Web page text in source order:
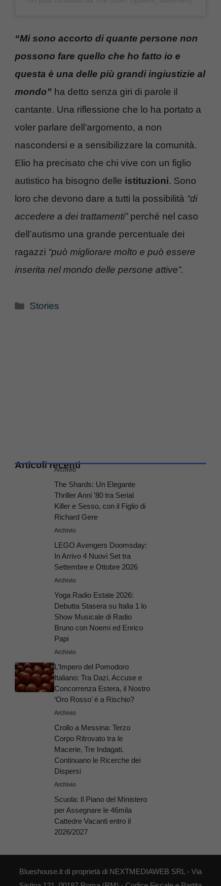
“Mi sono accorto di quante persone non
possono fare quello che ho fatto io e
questa è una delle più grandi ingiustizie al
mondo” ha detto senza giri di parole il
cantante. Una riflessione che lo ha portato a
voler parlare dell’argomento, a non
nascondersi e a sensibilizzare la comunità.
Elio ha precisato che chi vive con un figlio
autistico ha bisogno delle istituzioni. Sono
loro che devono dare a tutti la possibilità “di
accedere a dei trattamenti”perché nel caso
dell’autismo una grande percentuale dei
ragazzi “può migliorare molto e può essere
inserita nel mondo delle persone attive”.
Categorie
Stories
Articoli recenti
Archivio
The Shards: Un Elegante
Thriller Anni ’80 tra Serial
Killer e Sesso, con il Figlio di
Richard Gere
Archivio
LEGO Avengers Doomsday:
In Arrivo 4 Nuovi Set tra
Settembre e Ottobre 2026
Archivio
Yoga Radio Estate 2026:
Debutta Stasera su Italia 1 lo
Show Musicale di Radio
Bruno con Noemi ed Enrico
Papi
Archivio
L’Impero del Pomodoro
Italiano: Tra Dazi, Accuse e
Concorrenza Estera, il Nostro
‘Oro Rosso’ è a Rischio?
Archivio
Crollo a Messina: Terzo
Corpo Ritrovato tra le
Macerie, Tre Indagati.
Continuano le Ricerche dei
Dispersi
Archivio
Scuola: Il Piano del Ministero
per Assegnare le 46mila
Cattedre Vacanti entro il
2026/2027
Blueshouse.it di proprietà di NEXTMEDIAWEB SRL - Via